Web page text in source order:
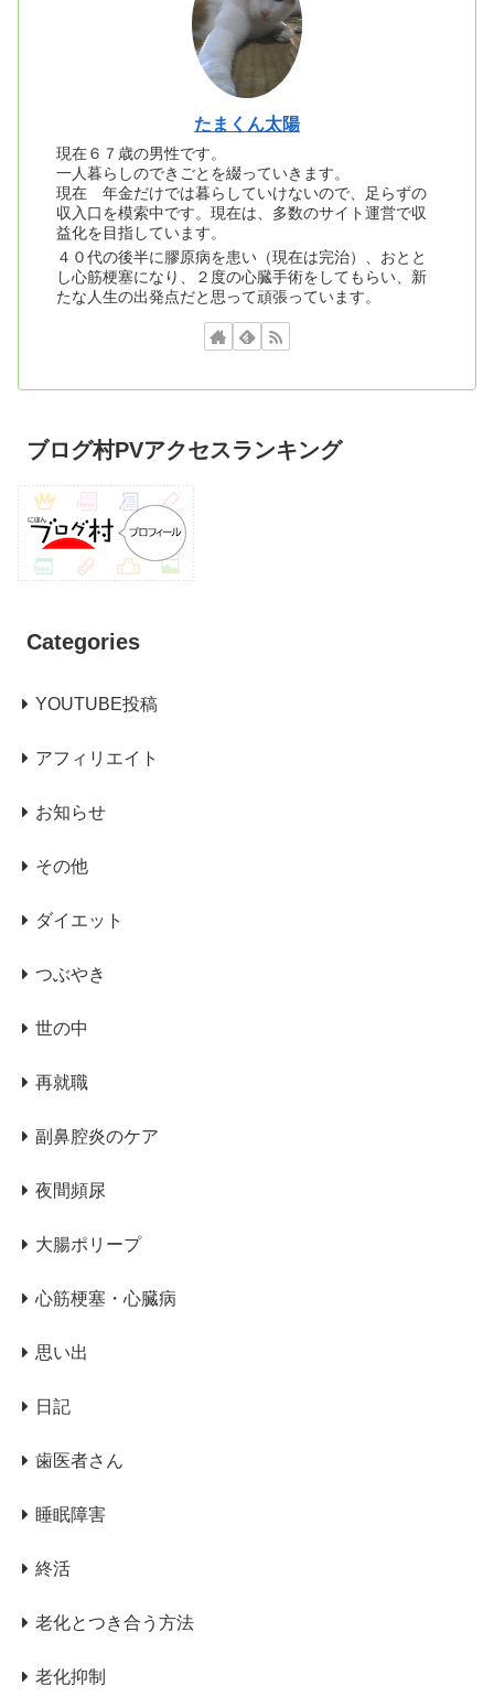
たまくん太陽
現在６７歳の男性です。
一人暮らしのできごとを綴っていきます。
現在 年金だけでは暮らしていけないので、足らずの
収入口を模索中です。現在は、多数のサイト運営で収
益化を目指しています。
４０代の後半に膠原病を患い（現在は完治）、おとと
し心筋梗塞になり、２度の心臓手術をしてもらい、新
たな人生の出発点だと思って頑張っています。
ブログ村PVアクセスランキング
Categories
YOUTUBE投稿
アフィリエイト
お知らせ
その他
ダイエット
つぶやき
世の中
再就職
副鼻腔炎のケア
夜間頻尿
大腸ポリープ
心筋梗塞・心臓病
思い出
日記
歯医者さん
睡眠障害
終活
老化とつき合う方法
老化抑制